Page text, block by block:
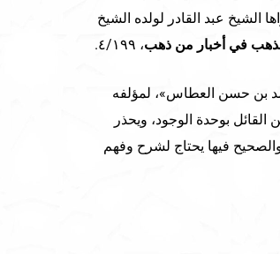
عبد القادر لولده الشيخ
في أخبار من ذهب، ٤/١٩٩.
بن حسن العطاس»، لمؤلفه
بوحدة الوجود، ويحذر
فيها يحتاج لشرح وفهم